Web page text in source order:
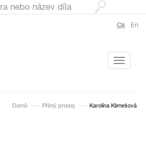
Cs En
Toggle
Domů Přímý prodej Karolína Klimešová